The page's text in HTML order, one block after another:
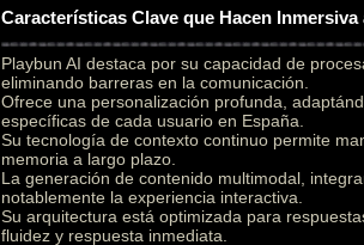
Características Clave que Hacen Inmersiva
Playbun AI destaca por su capacidad de
eliminando barreras en la comunicación.
Ofrece una personalización profunda,
específicas de cada usuario en España.
Su tecnología de contexto continuo permite
memoria a largo plazo.
La generación de contenido multimodal,
notablemente la experiencia interactiva.
Su arquitectura está optimizada para
fluidez y respuesta inmediata.